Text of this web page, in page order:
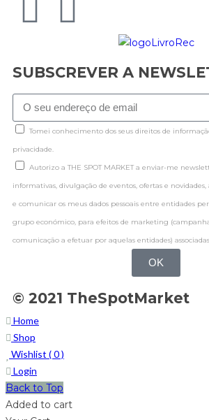
SUBSCREVER A
Tomei conhecimento dos seus direitos de
privacidade.
Autorizo a THE SPOT MARKET a enviar-me
informativas, divulgação de eventos, ofertas e
e comunicar os meus dados pessoais entre entidades
grupo económico, para efeitos de marketing
comunicação a efetuar por aquelas entidades)
OK
© 2021 TheSpotMarket
Home
Shop
Wishlist (0)
Login
Back to Top
Added to cart